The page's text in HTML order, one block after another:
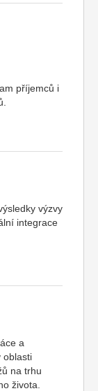
příjemců i
výzvy
integrace
a
oblasti
na trhu
života.